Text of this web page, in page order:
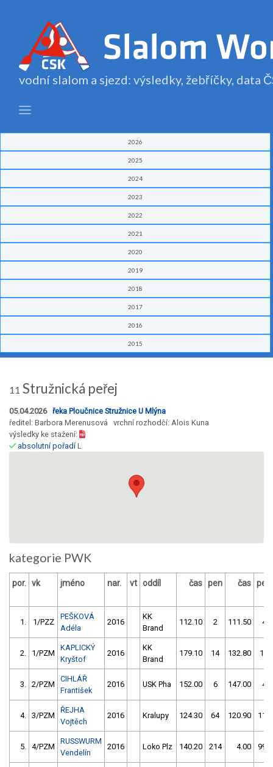
vodní slalom a sjezd: výsledky, žebříčky, data
2026
2025
2024
2023
2022
2021
2020
2019
2018
2017
2016
2015
11 Stružnická peřej
05.04.2026 řeka Ploučnice Stružnice U Mlýna
ředitel: Barbora Merenusová vrchní rozhodčí: Alois Kuna
výsledky ke stažení:
absolutní pořadíL
kategorie PWK
por. vk jméno nar. vt oddíl čas pen čas pen
1. 1/PZZ
PEŠKOVÁ
Adéla
2016
KK
Brand
112.10 2 111.50 4
2. 1/PZM
KAPLICKÝ
Kryštof
2016
KK
Brand
179.10 14 132.80 14
3. 2/PZM
CIHLÁŘ
František
2016 USK Pha 152.00 6 147.00 4
4. 3/PZM
ŘEJHA
Vojtěch
2016 Kralupy 124.30 64 120.90 110
5. 4/PZM
RUSSWURM
Vendelín
2016 Loko Plz 140.20 214 4.00 999